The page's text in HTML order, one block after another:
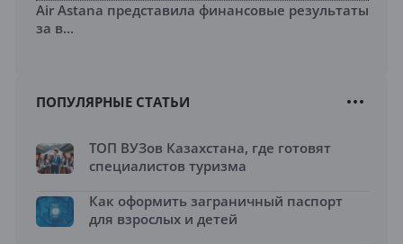
Air Astana представила финансовые результаты
за в...
ПОПУЛЯРНЫЕ СТАТЬИ
ТОП ВУЗов Казахстана, где готовят
специалистов туризма
Как оформить заграничный паспорт
для взрослых и детей